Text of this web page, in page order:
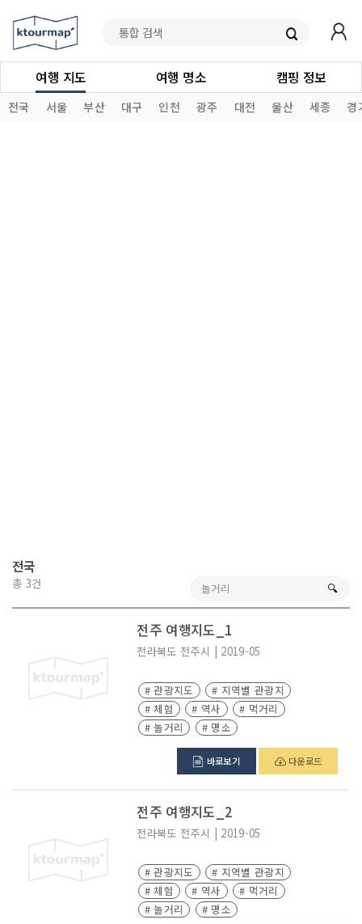
여행 지도 여행 명소 캠핑 정보
전국 서울 부산 대구 인천 광주 대전 울산 세종 경
전국
총 3건 🔍︎
전주 여행지도_1
전라북도 전주시 | 2019-05
# 관광지도
# 지역별 관광지
# 체험
# 역사
# 먹거리
# 놀거리
# 명소
바로보기 다운로드
전주 여행지도_2
전라북도 전주시 | 2019-05
# 관광지도
# 지역별 관광지
# 체험
# 역사
# 먹거리
# 놀거리
# 명소